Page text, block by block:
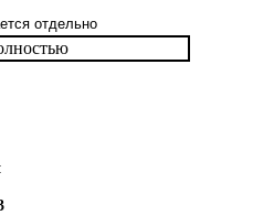
отдельно